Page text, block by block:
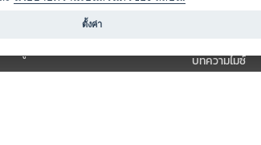
รับผู้จัดงาน
บทความไมซ์
ตั้งค่า